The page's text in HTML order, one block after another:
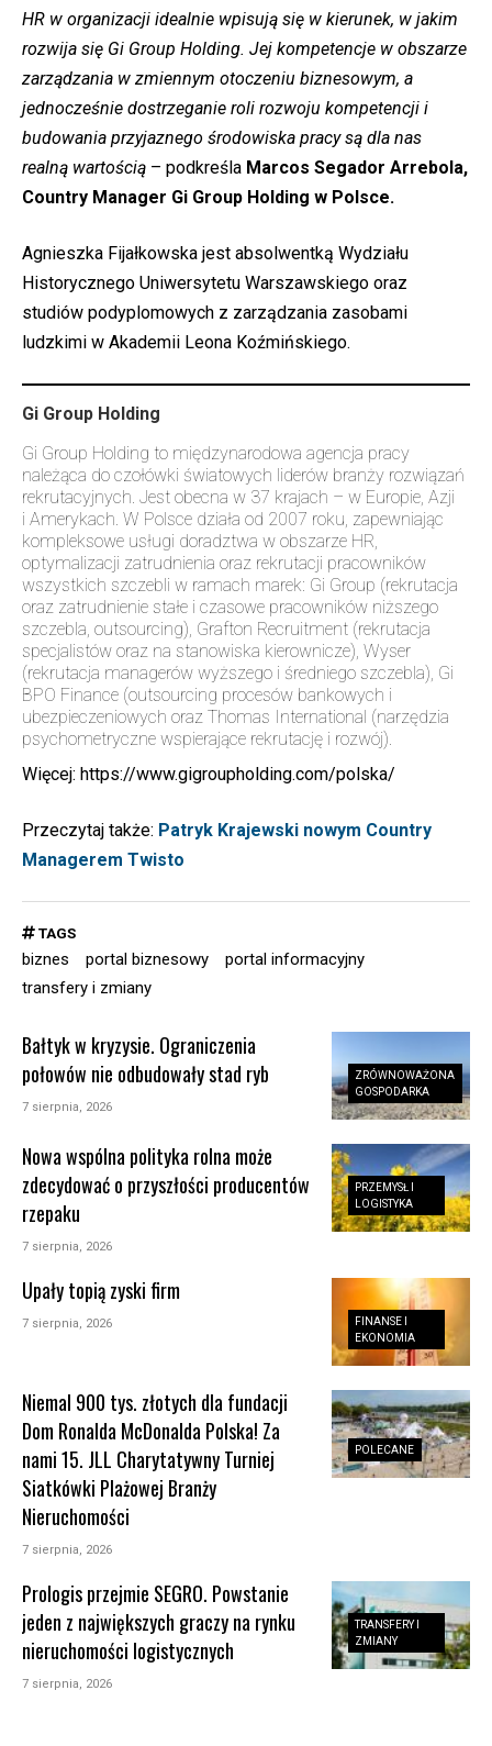
HR w organizacji idealnie wpisują się w kierunek, w jakim
rozwija się Gi Group Holding. Jej kompetencje w obszarze
zarządzania w zmiennym otoczeniu biznesowym, a
jednocześnie dostrzeganie roli rozwoju kompetencji i
budowania przyjaznego środowiska pracy są dla nas
realną wartością – podkreśla Marcos Segador Arrebola,
Country Manager Gi Group Holding w Polsce.
Agnieszka Fijałkowska jest absolwentką Wydziału
Historycznego Uniwersytetu Warszawskiego oraz
studiów podyplomowych z zarządzania zasobami
ludzkimi w Akademii Leona Koźmińskiego.
Gi Group Holding
Gi Group Holding to międzynarodowa agencja pracy
należąca do czołówki światowych liderów branży rozwiązań
rekrutacyjnych. Jest obecna w 37 krajach – w Europie, Azji
i Amerykach. W Polsce działa od 2007 roku, zapewniając
kompleksowe usługi doradztwa w obszarze HR,
optymalizacji zatrudnienia oraz rekrutacji pracowników
wszystkich szczebli w ramach marek: Gi Group (rekrutacja
oraz zatrudnienie stałe i czasowe pracowników niższego
szczebla, outsourcing), Grafton Recruitment (rekrutacja
specjalistów oraz na stanowiska kierownicze), Wyser
(rekrutacja managerów wyższego i średniego szczebla), Gi
BPO Finance (outsourcing procesów bankowych i
ubezpieczeniowych oraz Thomas International (narzędzia
psychometryczne wspierające rekrutację i rozwój).
Więcej: https://www.gigroupholding.com/polska/
Przeczytaj także: Patryk Krajewski nowym Country
Managerem Twisto
TAGS
biznes portal biznesowy
portal informacyjny
transfery i zmiany
ZRÓWNOWAŻONA
GOSPODARKA
Bałtyk w kryzysie. Ograniczenia
połowów nie odbudowały stad ryb
7 sierpnia, 2026
PRZEMYSŁ I
LOGISTYKA
Nowa wspólna polityka rolna może
zdecydować o przyszłości producentów
rzepaku
7 sierpnia, 2026
FINANSE I
EKONOMIA
Upały topią zyski firm
7 sierpnia, 2026
POLECANE
Niemal 900 tys. złotych dla fundacji
Dom Ronalda McDonalda Polska! Za
nami 15. JLL Charytatywny Turniej
Siatkówki Plażowej Branży
Nieruchomości
7 sierpnia, 2026
TRANSFERY I
ZMIANY
Prologis przejmie SEGRO. Powstanie
jeden z największych graczy na rynku
nieruchomości logistycznych
7 sierpnia, 2026